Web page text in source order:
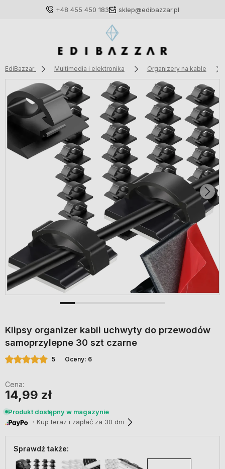
+48 455 450 183 sklep@edibazzar.pl
Zaloguj się
Załóż konto
Wybierz coś dla siebie z naszej aktualnej oferty lub
zaloguj się, aby przywrócić dodane produkty do listy
z poprzedniej sesji.
EdiBazzar Multimedia i elektronika Organizery na kable
Klipsy organizer kabli uchwyty do przewodów
samoprzylepne 30 szt czarne
5 Oceny: 6
Cena:
14,99 zł
Produkt dostępny w magazynie
・Kup teraz i zapłać za 30 dni
Sprawdź także: